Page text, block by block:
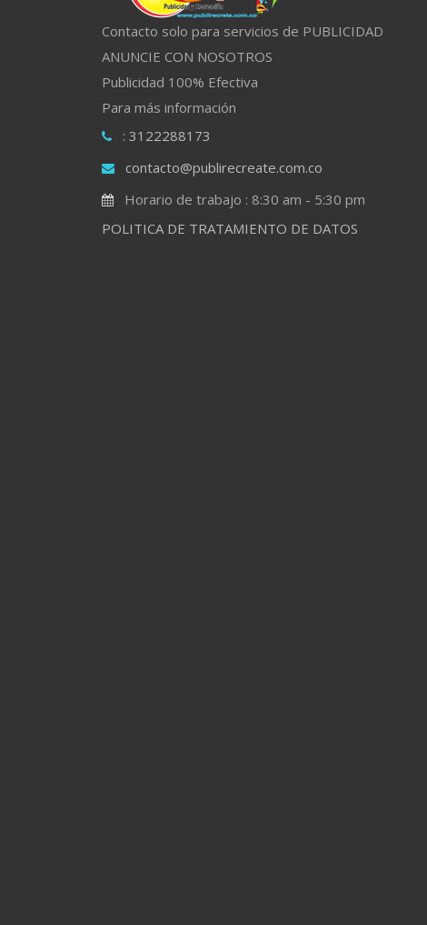
Contacto solo para servicios de PUBLICIDAD
ANUNCIE CON NOSOTROS
Publicidad 100% Efectiva
Para más información
: 3122288173
contacto@publirecreate.com.co
Horario de trabajo : 8:30 am - 5:30 pm
POLITICA DE TRATAMIENTO DE DATOS